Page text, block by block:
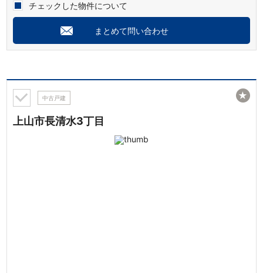
チェックした物件について
まとめて問い合わせ
中古戸建
上山市長清水3丁目
★